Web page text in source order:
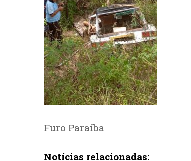
Furo Paraíba
Notícias relacionadas: